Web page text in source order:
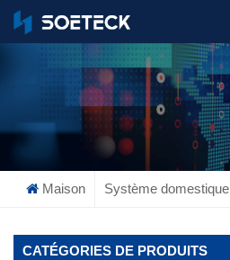
What Are You
Maison Système
CATÉGORIES DE PRODUITS